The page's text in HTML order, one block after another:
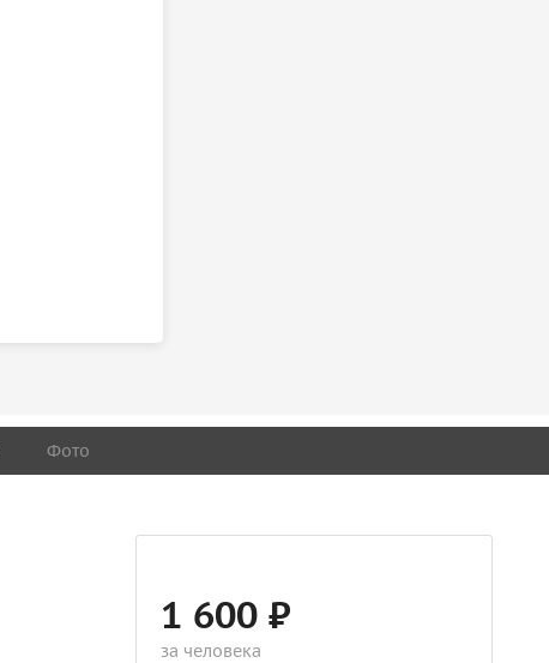
Фото
1 600 ₽
за человека